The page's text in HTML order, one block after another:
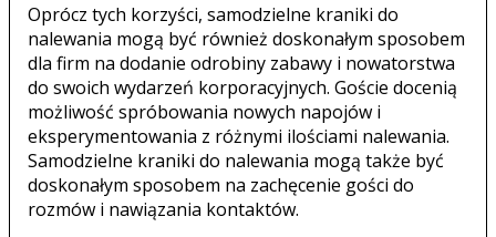
Oprócz tych korzyści, samodzielne kraniki do
nalewania mogą być również doskonałym sposobem
dla firm na dodanie odrobiny zabawy i nowatorstwa
do swoich wydarzeń korporacyjnych. Goście docenią
możliwość spróbowania nowych napojów i
eksperymentowania z różnymi ilościami nalewania.
Samodzielne kraniki do nalewania mogą także być
doskonałym sposobem na zachęcenie gości do
rozmów i nawiązania kontaktów.